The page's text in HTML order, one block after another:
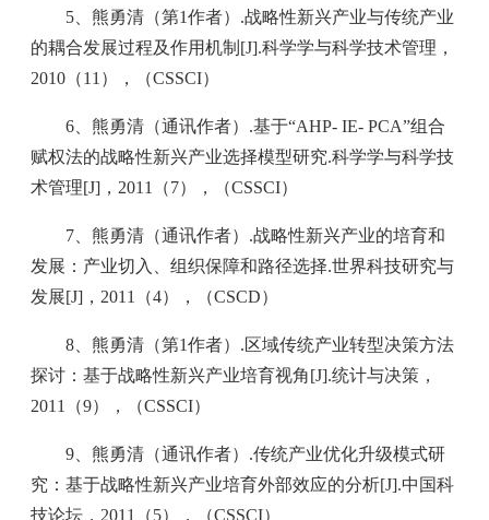
5、熊勇清（第1作者）.战略性新兴产业与传统产业
的耦合发展过程及作用机制[J].科学学与科学技术管理，
2010（11），（CSSCI）
6、熊勇清（通讯作者）.基于“AHP- IE- PCA”组合
赋权法的战略性新兴产业选择模型研究.科学学与科学技
术管理[J]，2011（7），（CSSCI）
7、熊勇清（通讯作者）.战略性新兴产业的培育和
发展：产业切入、组织保障和路径选择.世界科技研究与
发展[J]，2011（4），（CSCD）
8、熊勇清（第1作者）.区域传统产业转型决策方法
探讨：基于战略性新兴产业培育视角[J].统计与决策，
2011（9），（CSSCI）
9、熊勇清（通讯作者）.传统产业优化升级模式研
究：基于战略性新兴产业培育外部效应的分析[J].中国科
技论坛，2011（5），（CSSCI）